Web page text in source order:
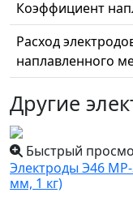
Коэффициент
Расход
наплавленного
Другие
Быстрый
Электроды Э46
мм, 1 кг)